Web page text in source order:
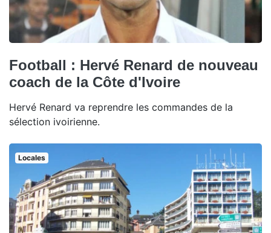
Football : Hervé Renard de nouveau
coach de la Côte d'Ivoire
Hervé Renard va reprendre les commandes de la
sélection ivoirienne.
Locales